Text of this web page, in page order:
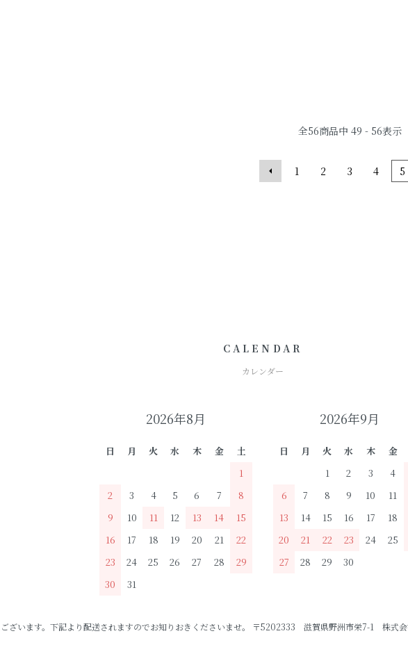
全56商品中 49 - 56表示
1 2 3 4 5
CALENDAR
カレンダー
2026年8月
日 月 火 水 木 金
土
1
2
3 4 5 6 7
8
9
10 11 12 13 14
15
16
17 18 19 20 21
22
23
24 25 26 27 28
29
30
31
2026年9月
日 月 火 水 木 金
1
2 3 4
6
7 8 9 10 11
13
14 15 16 17 18
20
21 22 23 24 25
27
28 29 30
ざいます。下記より配送されますのでお知りおきくださいませ。 〒5202333 滋賀県野洲市栄7-1 株式